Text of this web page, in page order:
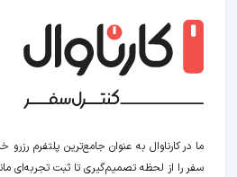
ما در کارناوال به عنوان جامع‌ترین پلتفرم
سفر را از لحظه‌ تصمیم‌گیری تا ثبت تجربه‌ای